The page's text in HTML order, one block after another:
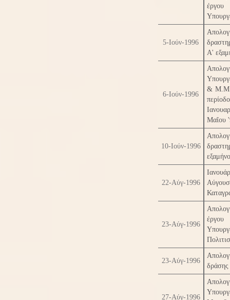
5-Ιούν-1996
Α'
6-Ιούν-1996
&
περίοδο
Μαΐου
10-Ιούν-1996
22-Αύγ-1996
23-Αύγ-1996
23-Αύγ-1996
27-Αύγ-1996